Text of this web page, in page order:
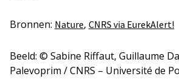
Bronnen: Nature, CNRS via EurekAlert!
Beeld: © Sabine Riffaut, Guillaume
Palevoprim / CNRS – Université de